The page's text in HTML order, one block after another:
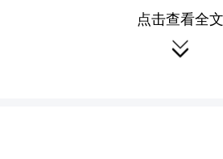
识，即必须充分挖掘经
持政策支持和改革创新
点击查看全文
